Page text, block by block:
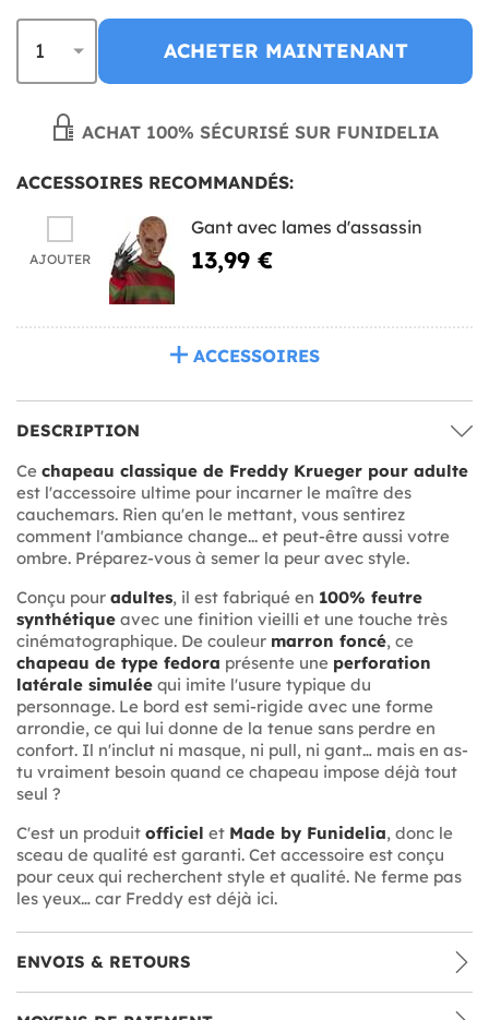
ACHETER MAINTENANT
ACHAT 100% SÉCURISÉ SUR FUNIDELIA
ACCESSOIRES RECOMMANDÉS:
AJOUTER
Gant avec lames d'assassin
13,99 €
ACCESSOIRES
DESCRIPTION
Ce chapeau classique de Freddy Krueger pour adulte
est l'accessoire ultime pour incarner le maître des
cauchemars. Rien qu'en le mettant, vous sentirez
comment l'ambiance change... et peut-être aussi votre
ombre. Préparez-vous à semer la peur avec style.
Conçu pour adultes, il est fabriqué en 100% feutre
synthétique avec une finition vieilli et une touche très
cinématographique. De couleur marron foncé, ce
chapeau de type fedora présente une perforation
latérale simulée qui imite l'usure typique du
personnage. Le bord est semi-rigide avec une forme
arrondie, ce qui lui donne de la tenue sans perdre en
confort. Il n'inclut ni masque, ni pull, ni gant… mais en as-
tu vraiment besoin quand ce chapeau impose déjà tout
seul ?
C'est un produit officiel et Made by Funidelia, donc le
sceau de qualité est garanti. Cet accessoire est conçu
pour ceux qui recherchent style et qualité. Ne ferme pas
les yeux… car Freddy est déjà ici.
ENVOIS & RETOURS